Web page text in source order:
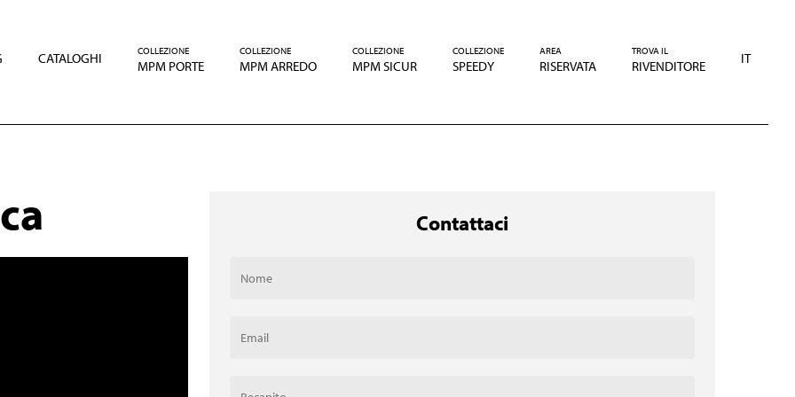
CATALOGHI COLLEZIONE
MPM PORTE
COLLEZIONE
MPM ARREDO
COLLEZIONE
MPM SICUR
COLLEZIONE
SPEEDY
AREA
RISERVATA
TROVA IL
RIVENDITORE IT
Contattaci